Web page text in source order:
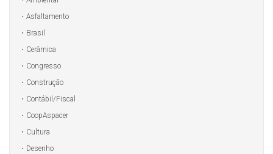
Asfaltamento
Brasil
Cerâmica
Congresso
Construção
Contábil/Fiscal
CoopAspacer
Cultura
Desenho